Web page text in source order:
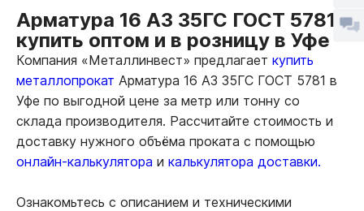
Арматура 16 А3 35ГС ГОСТ 5781
купить оптом и в розницу в Уфе
Компания «Металлинвест» предлагает купить
металлопрокат Арматура 16 А3 35ГС ГОСТ 5781 в
Уфе по выгодной цене за метр или тонну со
склада производителя. Рассчитайте стоимость и
доставку нужного объёма проката с помощью
онлайн-калькулятора и калькулятора доставки.
Ознакомьтесь с описанием и техническими